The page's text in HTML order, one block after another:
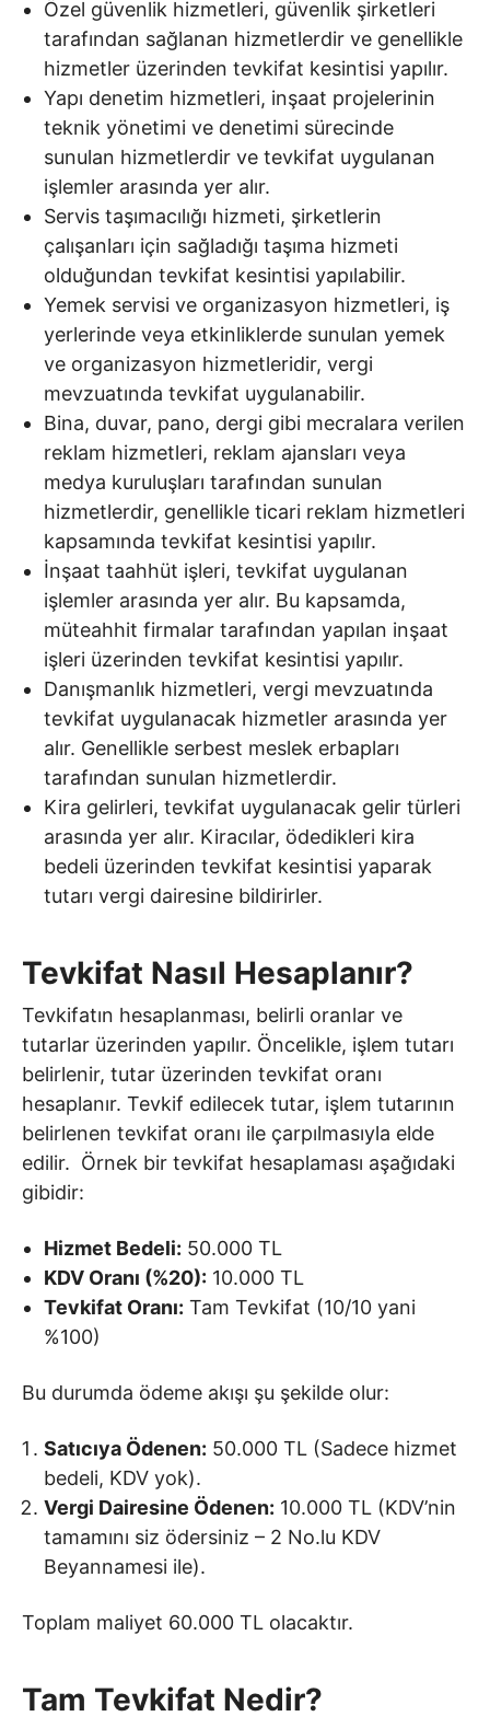
Özel güvenlik hizmetleri, güvenlik şirketleri
tarafından sağlanan hizmetlerdir ve genellikle
hizmetler üzerinden tevkifat kesintisi yapılır.
Yapı denetim hizmetleri, inşaat projelerinin
teknik yönetimi ve denetimi sürecinde
sunulan hizmetlerdir ve tevkifat uygulanan
işlemler arasında yer alır.
Servis taşımacılığı hizmeti, şirketlerin
çalışanları için sağladığı taşıma hizmeti
olduğundan tevkifat kesintisi yapılabilir.
Yemek servisi ve organizasyon hizmetleri, iş
yerlerinde veya etkinliklerde sunulan yemek
ve organizasyon hizmetleridir, vergi
mevzuatında tevkifat uygulanabilir.
Bina, duvar, pano, dergi gibi mecralara verilen
reklam hizmetleri, reklam ajansları veya
medya kuruluşları tarafından sunulan
hizmetlerdir, genellikle ticari reklam hizmetleri
kapsamında tevkifat kesintisi yapılır.
İnşaat taahhüt işleri, tevkifat uygulanan
işlemler arasında yer alır. Bu kapsamda,
müteahhit firmalar tarafından yapılan inşaat
işleri üzerinden tevkifat kesintisi yapılır.
Danışmanlık hizmetleri, vergi mevzuatında
tevkifat uygulanacak hizmetler arasında yer
alır. Genellikle serbest meslek erbapları
tarafından sunulan hizmetlerdir.
Kira gelirleri, tevkifat uygulanacak gelir türleri
arasında yer alır. Kiracılar, ödedikleri kira
bedeli üzerinden tevkifat kesintisi yaparak
tutarı vergi dairesine bildirirler.
Tevkifat Nasıl Hesaplanır?
Tevkifatın hesaplanması, belirli oranlar ve
tutarlar üzerinden yapılır. Öncelikle, işlem tutarı
belirlenir, tutar üzerinden tevkifat oranı
hesaplanır. Tevkif edilecek tutar, işlem tutarının
belirlenen tevkifat oranı ile çarpılmasıyla elde
edilir. Örnek bir tevkifat hesaplaması aşağıdaki
gibidir:
Hizmet Bedeli: 50.000 TL
KDV Oranı (%20): 10.000 TL
Tevkifat Oranı: Tam Tevkifat (10/10 yani
%100)
Bu durumda ödeme akışı şu şekilde olur:
Satıcıya Ödenen: 50.000 TL (Sadece hizmet
bedeli, KDV yok).
Vergi Dairesine Ödenen: 10.000 TL (KDV’nin
tamamını siz ödersiniz – 2 No.lu KDV
Beyannamesi ile).
Toplam maliyet 60.000 TL olacaktır.
Tam Tevkifat Nedir?